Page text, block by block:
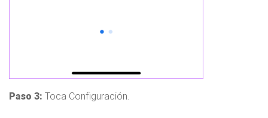
Paso 3: Toca Configuración.